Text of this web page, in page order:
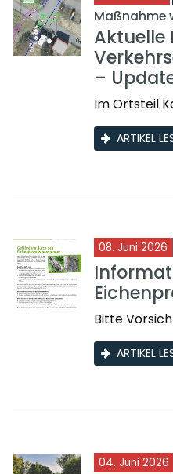
Maßnahme
Aktuelle
–
Im Ortsteil
ARTIKEL
08. Juni 2026
Bitte
ARTIKEL
04. Juni 2026